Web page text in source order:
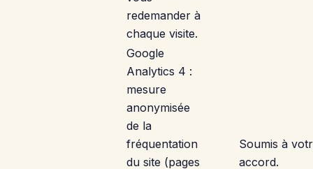
redemander à
chaque visite.
Google
Analytics 4 :
mesure
anonymisée
de la
fréquentation
du site (pages
Soumis à
accord.